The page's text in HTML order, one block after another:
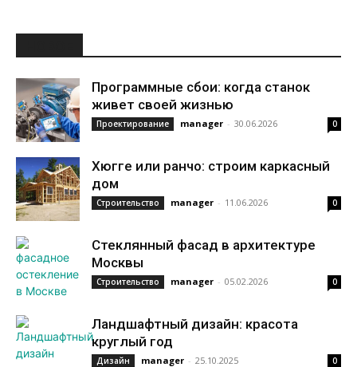
Программные сбои: когда станок
живет своей жизнью
Проектирование manager - 30.06.2026 0
Хюгге или ранчо: строим каркасный
дом
Строительство manager - 11.06.2026 0
Стеклянный фасад в архитектуре
Москвы
Строительство manager - 05.02.2026 0
Ландшафтный дизайн: красота
круглый год
Дизайн manager - 25.10.2025 0